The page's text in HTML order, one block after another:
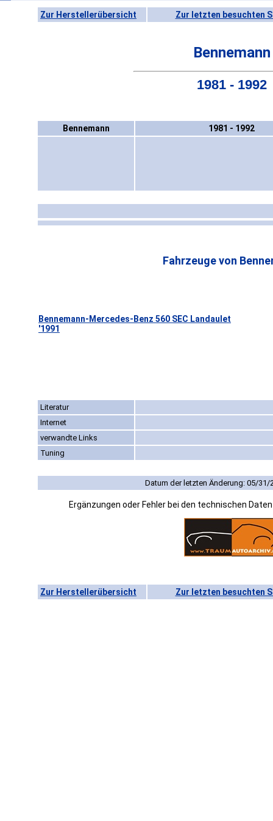
Zur Herstellerübersicht Zur letzten besuchten
Bennemann
1981 - 1992
Bennemann 1981 - 1992
Fahrzeuge von
Bennemann-Mercedes-Benz 560 SEC Landaulet
'1991
Literatur
Internet
verwandte Links
Tuning
Datum der letzten Änderung: 05/31/
Ergänzungen oder Fehler bei den technischen
Zur Herstellerübersicht Zur letzten besuchten